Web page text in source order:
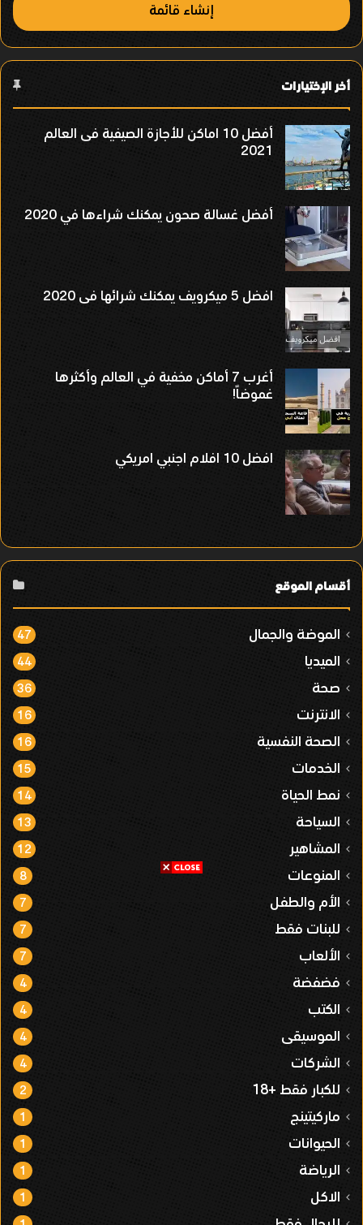
إنشاء قائمة
أخر الإختيارات
أفضل 10 اماكن للأجازة الصيفية فى العالم
2021
أفضل غسالة صحون يمكنك شراءها في 2020
افضل 5 ميكرويف يمكنك شرائها فى 2020
أغرب 7 أماكن مخفية في العالم وأكثرها
غموضاً!
افضل 10 افلام اجنبي امريكي
أقسام الموقع
الموضة والجمال 47
الميديا 44
صحة 36
الانترنت 16
الصحة النفسية 16
الخدمات 15
نمط الحياة 14
السياحة 13
المشاهير 12
المنوعات 8
الأم والطفل 7
للبنات فقط 7
الألعاب 7
فضفضة 4
الكتب 4
الموسيقى 4
الشركات 4
للكبار فقط +18 2
ماركيتينج 1
الحيوانات 1
الرياضة 1
الاكل 1